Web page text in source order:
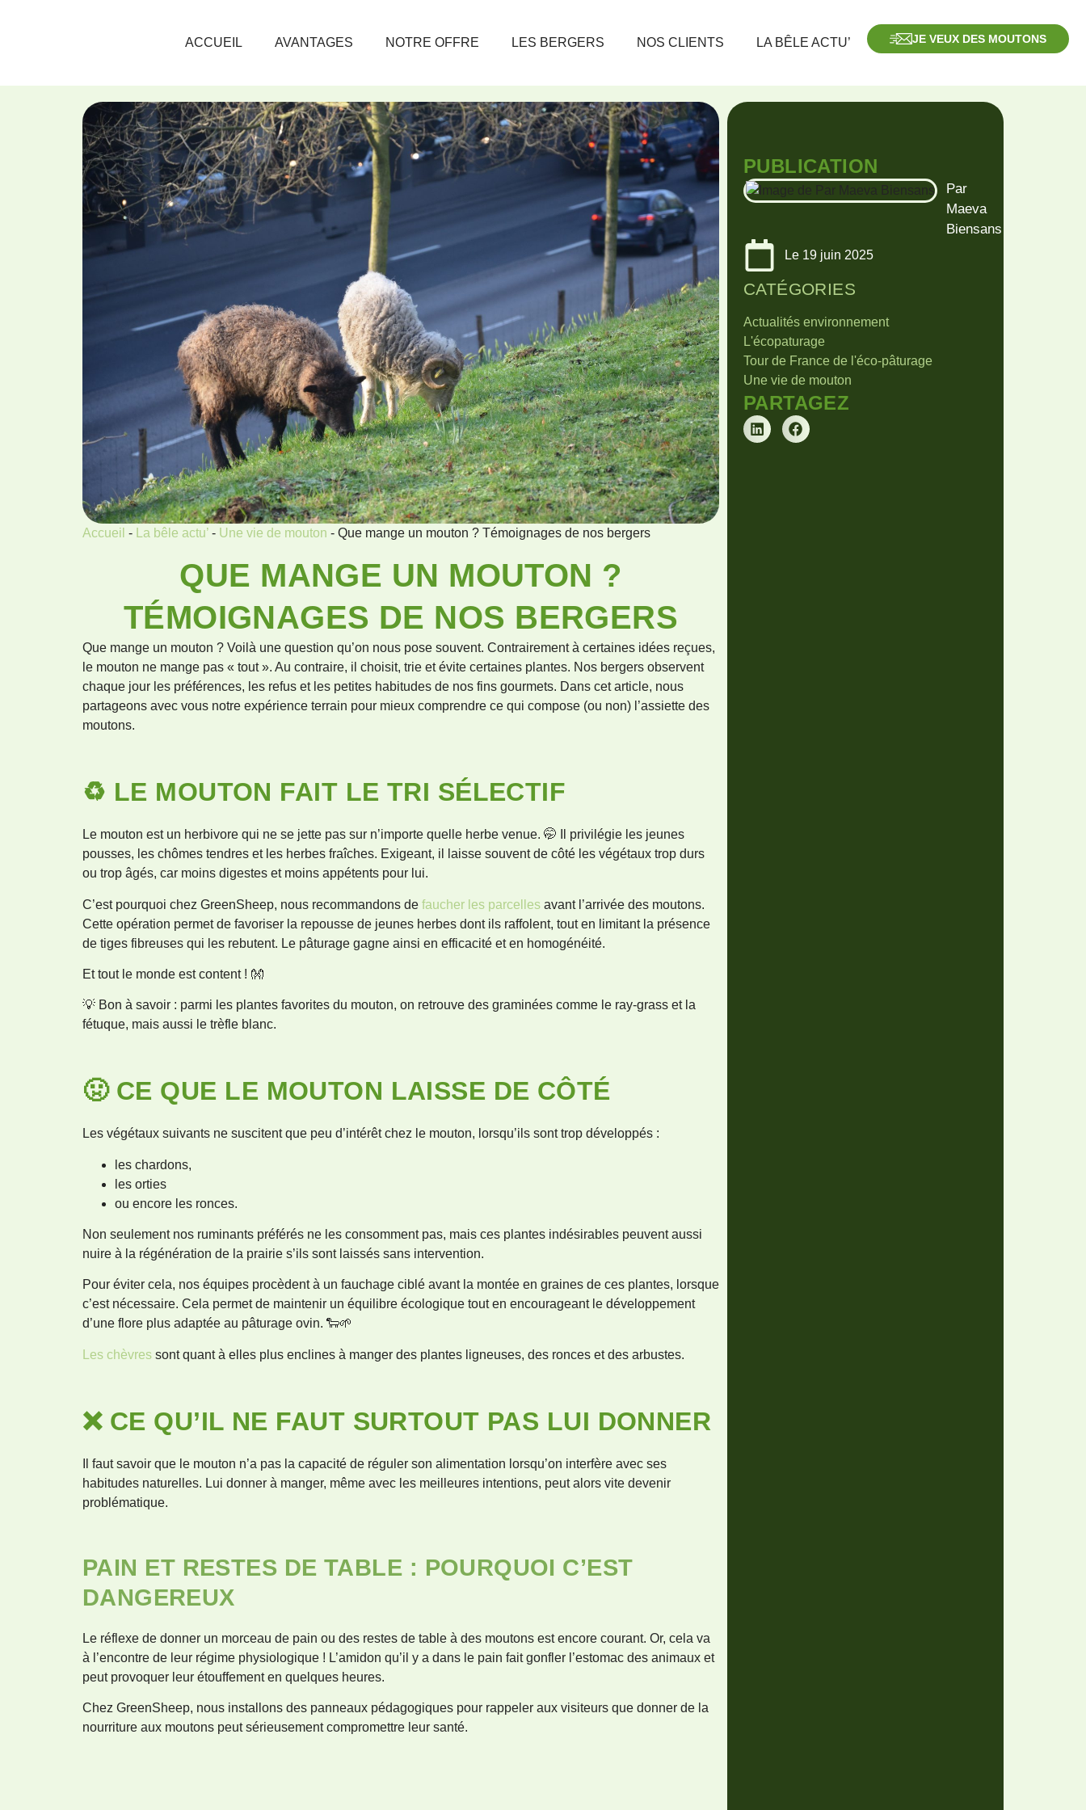
ACCUEIL AVANTAGES NOTRE OFFRE LES BERGERS NOS CLIENTS LA BÊLE ACTU’ JE VEUX DES MOUTONS
Accueil - La bêle actu’ - Une vie de mouton - Que mange un mouton ? Témoignages de nos bergers
QUE MANGE UN MOUTON ?
TÉMOIGNAGES DE NOS BERGERS
Que mange un mouton ? Voilà une question qu’on nous pose souvent. Contrairement à certaines idées reçues,
le mouton ne mange pas « tout ». Au contraire, il choisit, trie et évite certaines plantes. Nos bergers observent
chaque jour les préférences, les refus et les petites habitudes de nos fins gourmets. Dans cet article, nous
partageons avec vous notre expérience terrain pour mieux comprendre ce qui compose (ou non) l’assiette des
moutons.
♻️ LE MOUTON FAIT LE TRI SÉLECTIF
Le mouton est un herbivore qui ne se jette pas sur n’importe quelle herbe venue. 🤭 Il privilégie les jeunes
pousses, les chômes tendres et les herbes fraîches. Exigeant, il laisse souvent de côté les végétaux trop durs
ou trop âgés, car moins digestes et moins appétents pour lui.
C’est pourquoi chez GreenSheep, nous recommandons de faucher les parcelles avant l’arrivée des moutons.
Cette opération permet de favoriser la repousse de jeunes herbes dont ils raffolent, tout en limitant la présence
de tiges fibreuses qui les rebutent. Le pâturage gagne ainsi en efficacité et en homogénéité.
Et tout le monde est content ! 👐
💡 Bon à savoir : parmi les plantes favorites du mouton, on retrouve des graminées comme le ray-grass et la
fétuque, mais aussi le trèfle blanc.
🤢 CE QUE LE MOUTON LAISSE DE CÔTÉ
Les végétaux suivants ne suscitent que peu d’intérêt chez le mouton, lorsqu’ils sont trop développés :
les chardons,
les orties
ou encore les ronces.
Non seulement nos ruminants préférés ne les consomment pas, mais ces plantes indésirables peuvent aussi
nuire à la régénération de la prairie s’ils sont laissés sans intervention.
Pour éviter cela, nos équipes procèdent à un fauchage ciblé avant la montée en graines de ces plantes, lorsque
c’est nécessaire. Cela permet de maintenir un équilibre écologique tout en encourageant le développement
d’une flore plus adaptée au pâturage ovin. 🐑🌱
Les chèvres sont quant à elles plus enclines à manger des plantes ligneuses, des ronces et des arbustes.
❌ CE QU’IL NE FAUT SURTOUT PAS LUI DONNER
Il faut savoir que le mouton n’a pas la capacité de réguler son alimentation lorsqu’on interfère avec ses
habitudes naturelles. Lui donner à manger, même avec les meilleures intentions, peut alors vite devenir
problématique.
PAIN ET RESTES DE TABLE : POURQUOI C’EST
DANGEREUX
Le réflexe de donner un morceau de pain ou des restes de table à des moutons est encore courant. Or, cela va
à l’encontre de leur régime physiologique ! L’amidon qu’il y a dans le pain fait gonfler l’estomac des animaux et
peut provoquer leur étouffement en quelques heures.
Chez GreenSheep, nous installons des panneaux pédagogiques pour rappeler aux visiteurs que donner de la
nourriture aux moutons peut sérieusement compromettre leur santé.
PUBLICATION
Par
Maeva
Biensans
Le 19 juin 2025
CATÉGORIES
Actualités environnement
L'écopaturage
Tour de France de l'éco-pâturage
Une vie de mouton
PARTAGEZ